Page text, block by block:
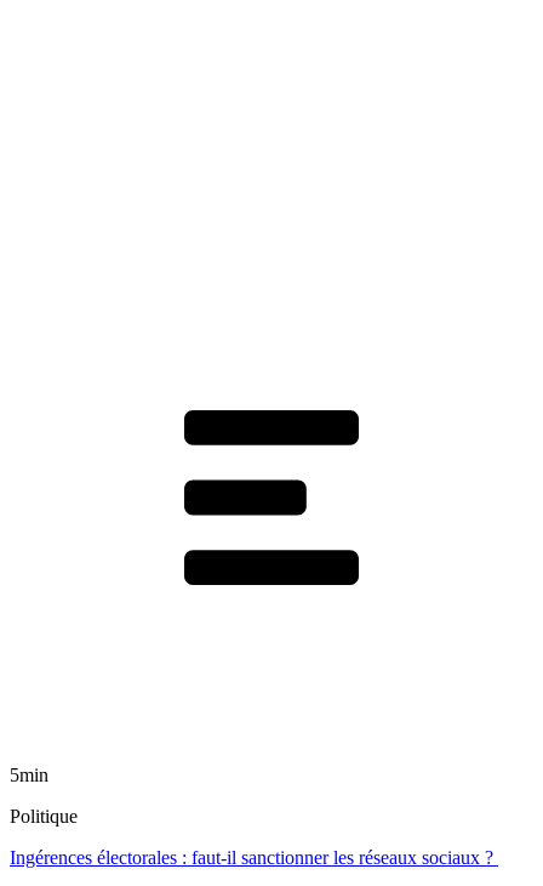
5min
Politique
Ingérences électorales : faut-il sanctionner les réseaux sociaux ?